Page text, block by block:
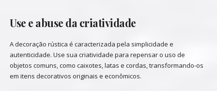
Use e abuse da criatividade
A decoração rústica é caracterizada pela simplicidade e
autenticidade. Use sua criatividade para repensar o uso de
objetos comuns, como caixotes, latas e cordas, transformando-os
em itens decorativos originais e econômicos.